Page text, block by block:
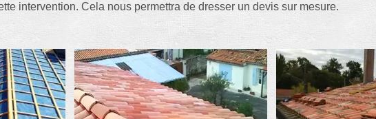
intervention. Cela nous permettra de dresser un devis sur mesure.